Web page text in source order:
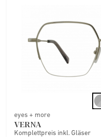
eyes + more
VERNA
Komplettpreis inkl. Gläser